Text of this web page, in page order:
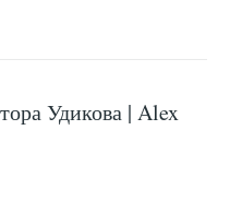
Удикова | Alex